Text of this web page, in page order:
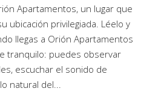
Apartamentos, un lugar que
ubicación privilegiada. Léelo y
llegas a Orión Apartamentos
tranquilo: puedes observar
escuchar el sonido de
natural del...